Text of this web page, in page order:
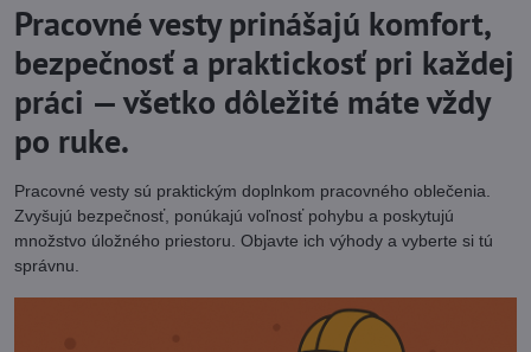
Pracovné vesty prinášajú komfort,
bezpečnosť a praktickosť pri každej
práci — všetko dôležité máte vždy
po ruke.
Pracovné vesty sú praktickým doplnkom pracovného oblečenia.
Zvyšujú bezpečnosť, ponúkajú voľnosť pohybu a poskytujú
množstvo úložného priestoru. Objavte ich výhody a vyberte si tú
správnu.